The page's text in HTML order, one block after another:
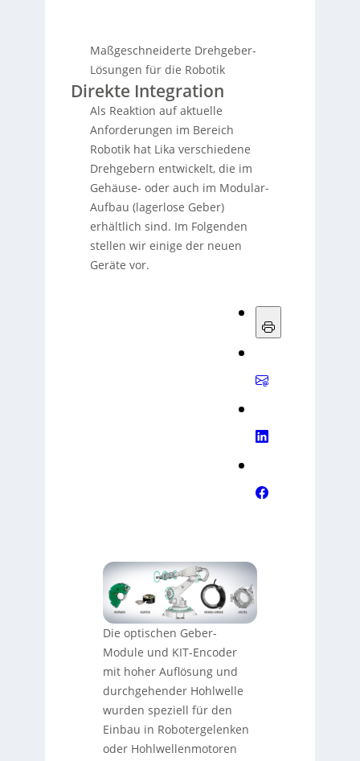
Maßgeschneiderte Drehgeber-
Lösungen für die Robotik
Direkte Integration
Als Reaktion auf aktuelle
Anforderungen im Bereich
Robotik hat Lika verschiedene
Drehgebern entwickelt, die im
Gehäuse- oder auch im Modular-
Aufbau (lagerlose Geber)
erhältlich sind. Im Folgenden
stellen wir einige der neuen
Geräte vor.
Die optischen Geber-
Module und KIT-Encoder
mit hoher Auflösung und
durchgehender Hohlwelle
wurden speziell für den
Einbau in Robotergelenken
oder Hohlwellenmotoren